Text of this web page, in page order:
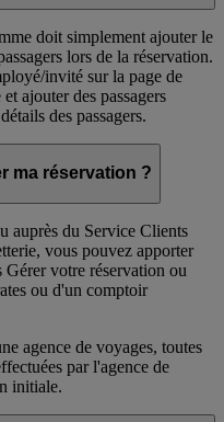
doit simplement ajouter le
lors de la réservation.
invité sur la page de
ajouter des passagers
des passagers.
Comment puis-je modifier ma réservation ?
auprès du Service Clients
vous pouvez apporter
votre réservation ou
ou d'un comptoir
agence de voyages, toutes
par l'agence de
initiale.